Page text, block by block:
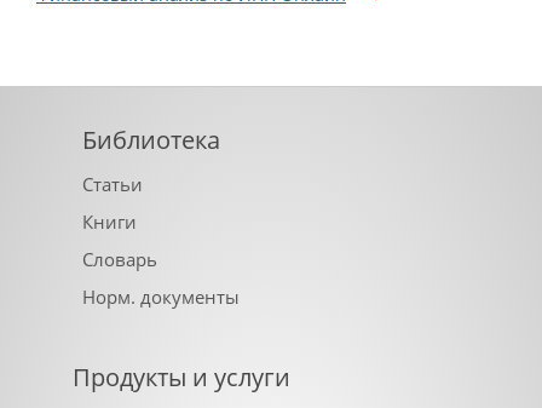
Библиотека
Статьи
Книги
Словарь
Норм. документы
Продукты и услуги